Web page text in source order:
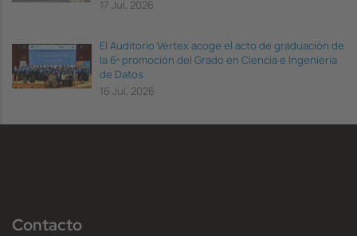
17 Jul, 2026
El Auditorio Vèrtex acoge el acto de graduación de
la 6ª promoción del Grado en Ciencia e Ingeniería
de Datos
16 Jul, 2026
Contacto